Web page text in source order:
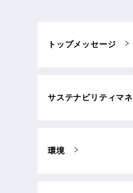
トップメッセージ
サステナビリティマ
環境